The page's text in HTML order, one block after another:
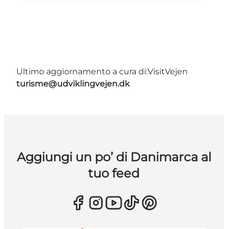
Ultimo aggiornamento a cura di:VisitVejen
turisme@udviklingvejen.dk
Aggiungi un po’ di Danimarca al
tuo feed